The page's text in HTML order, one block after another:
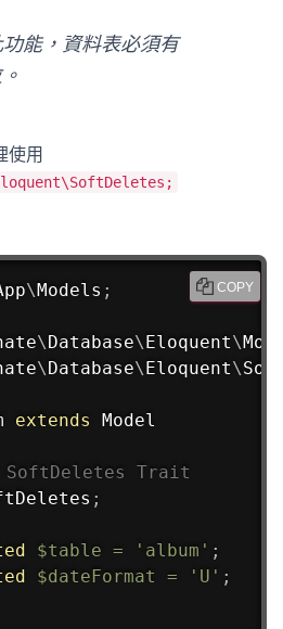
能，資料表必須有
使用
\Models ;
\Database\Eloquent\
\Database\Eloquent\
extends
Model
SoftDeletes Trait
;
$table = 'album' ;
$dateFormat = 'U' ;
COPY